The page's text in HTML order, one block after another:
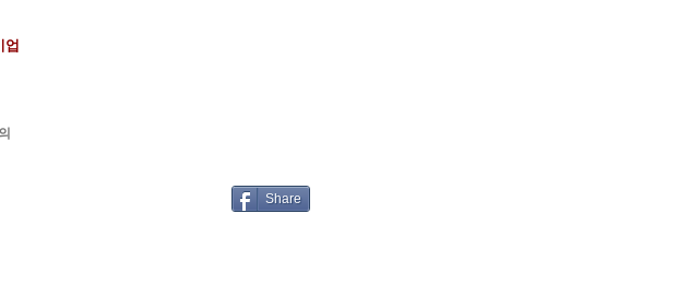
업
Share